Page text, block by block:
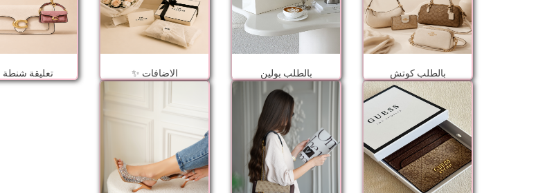
بالطلب كوتش بالطلب بولين الاضافات ✨ تعليقة شنطة